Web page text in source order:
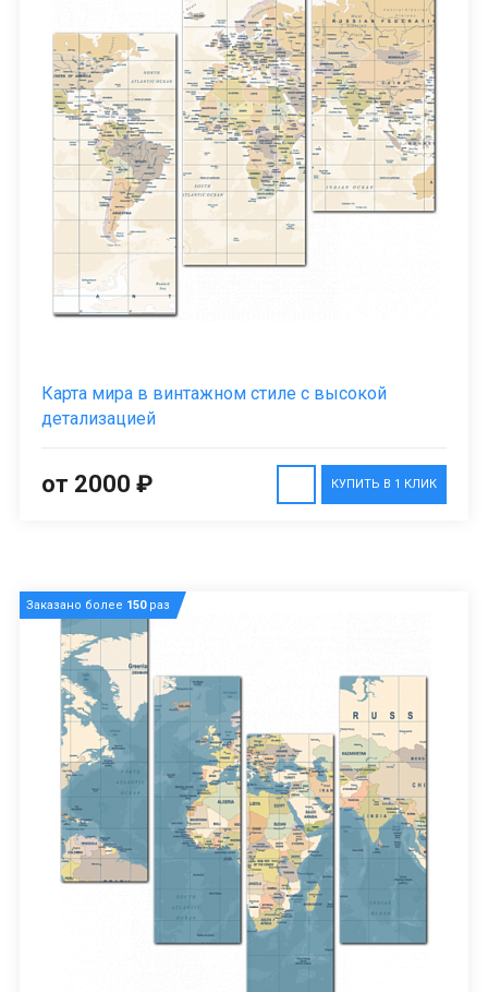
Карта мира в винтажном стиле с высокой
детализацией
КУПИТЬ В 1 КЛИК
от 2000 ₽
Заказано более 150раз